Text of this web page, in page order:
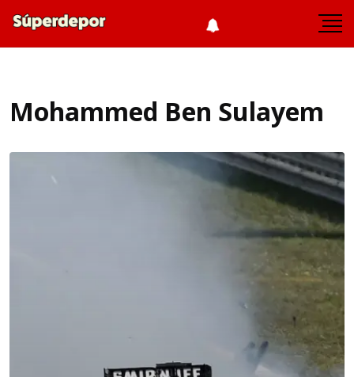
Mohammed Ben Sulayem